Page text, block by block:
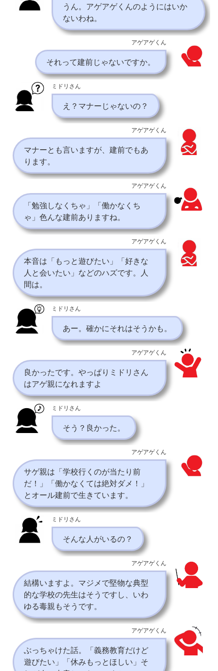
うん。アゲアゲくんのようにはいか
ないわね。
アゲアゲくん
それって建前じゃないですか。
ミドリさん
え？マナーじゃないの？
アゲアゲくん
マナーとも言いますが、建前でもあ
ります。
アゲアゲくん
「勉強しなくちゃ」「働かなくち
ゃ」色んな建前ありますね。
アゲアゲくん
本音は「もっと遊びたい」「好きな
人と会いたい」などのハズです。人
間は。
ミドリさん
あー。確かにそれはそうかも。
アゲアゲくん
良かったです。やっぱりミドリさん
はアゲ親になれますよ
ミドリさん
そう？良かった。
アゲアゲくん
サゲ親は「学校行くのが当たり前
だ！」「働かなくては絶対ダメ！」
とオール建前で生きています。
ミドリさん
そんな人がいるの？
アゲアゲくん
結構いますよ。マジメで堅物な典型
的な学校の先生はそうですし、いわ
ゆる毒親もそうです。
アゲアゲくん
ぶっちゃけた話。「義務教育だけど
遊びたい」「休みもっとほしい」そ